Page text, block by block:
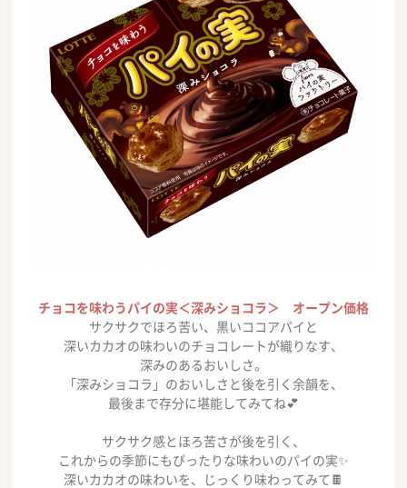
チョコを味わうパイの実＜深みショコラ＞ オープン価格
サクサクでほろ苦い、黒いココアパイと
深いカカオの味わいのチョコレートが織りなす、
深みのあるおいしさ。
「深みショコラ」のおいしさと後を引く余韻を、
最後まで存分に堪能してみてね💕
サクサク感とほろ苦さが後を引く、
これからの季節にもぴったりな味わいのパイの実✨
深いカカオの味わいを、じっくり味わってみて🍫